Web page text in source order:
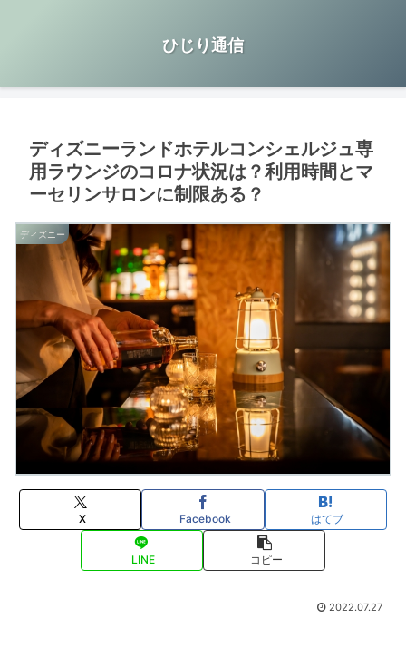
ひじり通信
ディズニーランドホテルコンシェルジュ専
用ラウンジのコロナ状況は？利用時間とマ
ーセリンサロンに制限ある？
ディズニー
X Facebook はてブ
LINE コピー
2022.07.27